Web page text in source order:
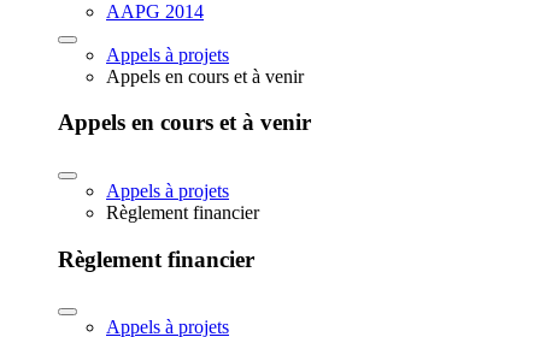
AAPG 2014
Appels à projets
Appels en cours et à venir
Appels en cours et à venir
Appels à projets
Règlement financier
Règlement financier
Appels à projets